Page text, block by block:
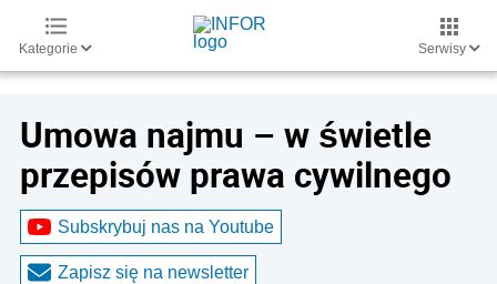
Kategorie Serwisy
Umowa najmu – w świetle
przepisów prawa cywilnego
Subskrybuj nas na Youtube
Zapisz się na newsletter